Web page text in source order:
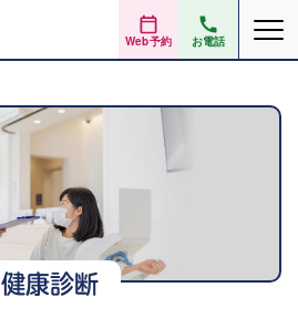
Web予約 お電話
健康診断